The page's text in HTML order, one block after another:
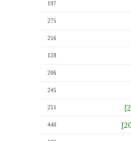
197
275
256
128
206
245
251
440